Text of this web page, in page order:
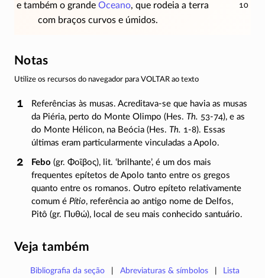
10
e também o grande Oceano, que rodeia a terra
com braços curvos e úmidos.
Notas
Utilize os recursos do navegador para VOLTAR ao texto
Referências às musas. Acreditava-se que havia as musas
da Piéria, perto do Monte Olimpo (Hes. Th. 53-74), e as
do Monte Hélicon, na Beócia (Hes. Th. 1-8). Essas
últimas eram particularmente vinculadas a Apolo.
Febo (gr. Φοῖβος), lit. ‘brilhante’, é um dos mais
frequentes epítetos de Apolo tanto entre os gregos
quanto entre os romanos. Outro epíteto relativamente
comum é Pítio, referência ao antigo nome de Delfos,
Pitô (gr. Πυθώ), local de seu mais conhecido santuário.
Veja também
Bibliografia da seção Abreviaturas & símbolos
Lista